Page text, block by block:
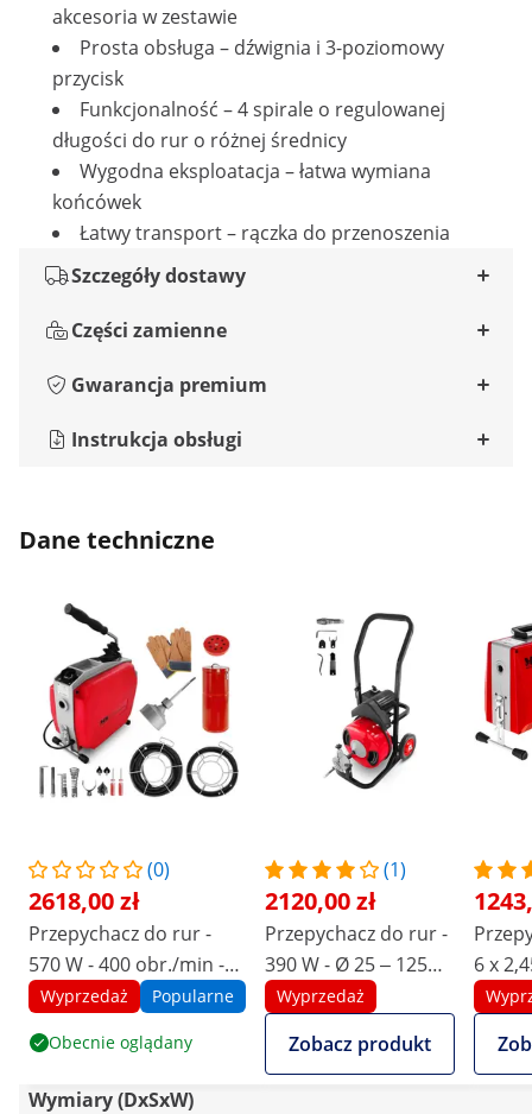
akcesoria w zestawie
Prosta obsługa – dźwignia i 3-poziomowy
przycisk
Funkcjonalność – 4 spirale o regulowanej
długości do rur o różnej średnicy
Wygodna eksploatacja – łatwa wymiana
końcówek
Łatwy transport – rączka do przenoszenia
Szczegóły dostawy
Części zamienne
Gwarancja premium
Instrukcja obsługi
Dane techniczne
(0)
2618,00 zł
Przepychacz do rur -
570 W - 400 obr./min -
do Ø 20 – 150 mm
Wyprzedaż Popularne
Obecnie oglądany
(1)
2120,00 zł
Przepychacz do rur -
390 W - Ø 25 ‒ 125
mm
Wyprzedaż
Zobacz produkt
6 x
gratis
Wymiary (DxSxW)